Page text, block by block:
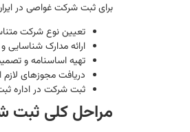
برای ثبت شرکت غواصی در
تعیین نوع شرکت
ارائه مدارک
تهیه اساسنامه و
دریافت مجوزهای لازم
ثبت شرکت در اداره
مراحل کلی